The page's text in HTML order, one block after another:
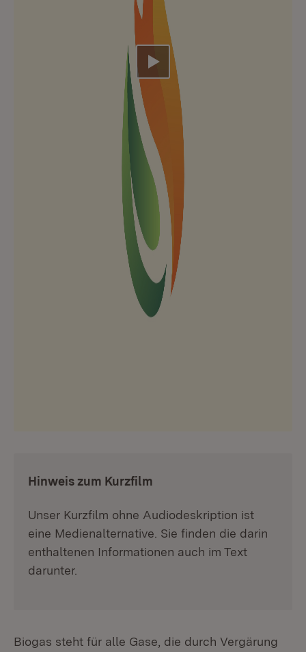
Video abspielen
:Hinweis zum Kurzfilm
Unser Kurzfilm ohne Audiodeskription ist
eine Medienalternative. Sie finden die darin
enthaltenen Informationen auch im Text
darunter.
Biogas steht für alle Gase, die durch Vergärung